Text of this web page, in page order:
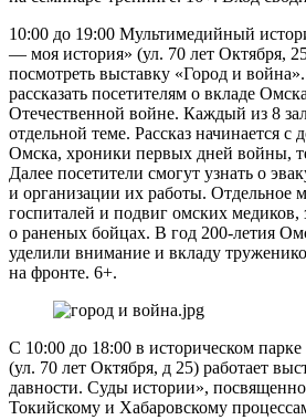
10:00 до 19:00 Мультимедийный
— моя история» (ул. 70 лет Октября,
посмотреть выставку «Город и
рассказать посетителям о вкладе
Отечественной войне. Каждый из 8
отдельной теме. Рассказ начинается с
Омска, хроники первых дней войны,
Далее посетители смогут узнать о
и организации их работы. Отдельное
госпиталей и подвиг омских медиков,
о раненых бойцах. В год 200-летия
уделили внимание и вкладу
на фронте. 6+.
С 10:00 до 18:00 в историческом
(ул. 70 лет Октября, д 25) работает
давности. Суды истории»,
Токийскому и Хабаровскому